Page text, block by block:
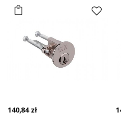
140,84 zł